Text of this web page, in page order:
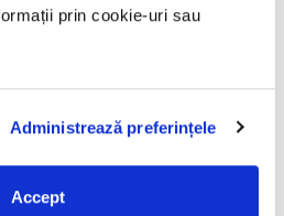
prin cookie-uri sau
Administrează preferințele
Accept